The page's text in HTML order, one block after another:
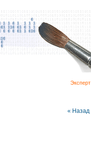
Эксперт
« Назад